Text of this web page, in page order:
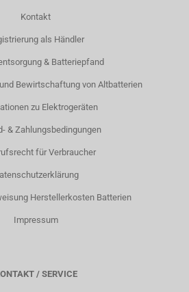
Kontakt
als Händler
& Batteriepfand
Bewirtschaftung von Altbatterien
zu Elektrogeräten
& Zahlungsbedingungen
für Verbraucher
Herstellerkosten Batterien
Impressum
/ SERVICE